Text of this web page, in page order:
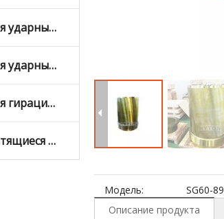
запасные части для ударных дробилок
запасные части для ударных дробилок с вертикальным валом
запасные части для гирационных дробилок
Запасные части катящиеся мельницы
Модель: SG60-89
Описание продукта